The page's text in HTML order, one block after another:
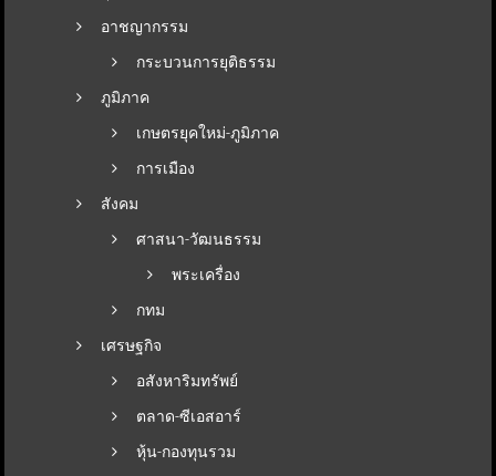
อาชญากรรม
กระบวนการยุติธรรม
ภูมิภาค
เกษตรยุคใหม่-ภูมิภาค
การเมือง
สังคม
ศาสนา-วัฒนธรรม
พระเครื่อง
กทม
เศรษฐกิจ
อสังหาริมทรัพย์
ตลาด-ซีเอสอาร์
หุ้น-กองทุนรวม